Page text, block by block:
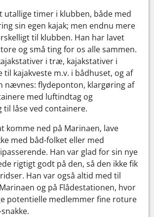
utallige timer i klubben, både med
sin egen kajak; men endnu mere
til klubben. Han har lavet
og små ting for os alle sammen.
i træ, kajakstativer i
til kajakveste m.v. i bådhuset, og af
nævnes: flydeponton, klargøring af
med luftindtag og
til låse ved containere.
komme ned på Marinaen, lave
med båd-folket eller med
Han var glad for sin nye
rigtigt godt på den, så den ikke fik
Han var også altid med til
og på Flådestationen, hvor
potentielle medlemmer fine roture